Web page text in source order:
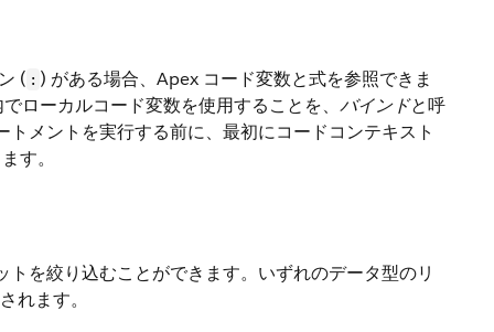
( : ) がある場合、Apex コード変数と式を参照できま
ローカルコード変数を使用することを、 バインドと呼
メントを実行する前に、最初にコードコンテキスト
す。
を絞り込むことができます。いずれのデータ型のリ
れます。